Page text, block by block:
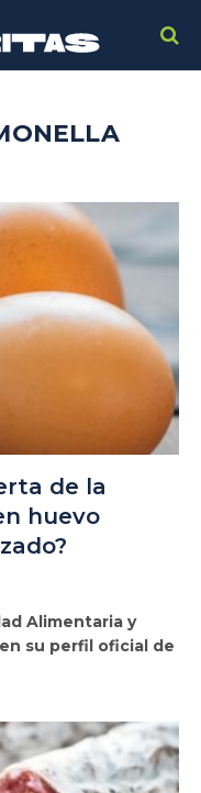
de la
huevo
Alimentaria y
su perfil oficial de